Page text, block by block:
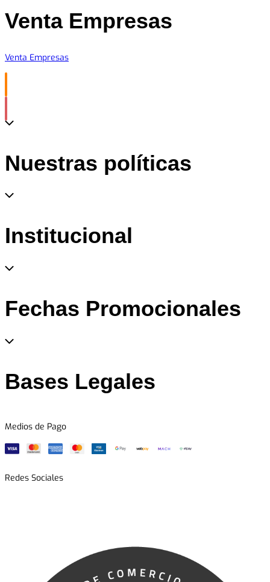
Venta Empresas
Venta Empresas
Nuestras políticas
Institucional
Fechas Promocionales
Bases Legales
Medios de Pago
Redes Sociales